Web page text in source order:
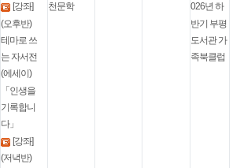
[강좌]
(오후반)
테마로 쓰
는 자서전
(에세이)
「인생을
기록합니
다」
[강좌]
(저녁반)
천문학
026년 하
반기 부평
도서관 가
족북클럽